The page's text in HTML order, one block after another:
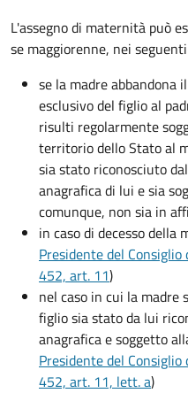
L'assegno di maternità può
se maggiorenne, nei
se la madre abbandona
esclusivo del figlio al
risulti regolarmente
territorio dello Stato al
sia stato riconosciuto
anagrafica di lui e sia
comunque, non sia in
in caso di decesso della
Presidente del
452, art. 11)
nel caso in cui la madre
figlio sia stato da lui
anagrafica e soggetto
Presidente del
452, art. 11, lett. a)